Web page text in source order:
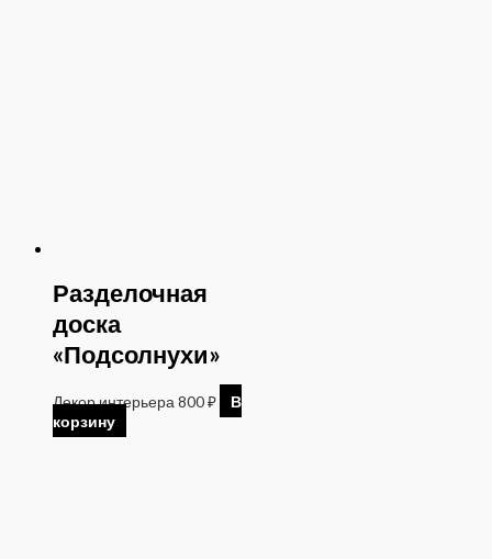
Разделочная
доска
«Подсолнухи»
Декор интерьера 800₽
В
корзину